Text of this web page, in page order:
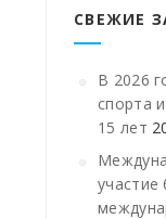
СВЕЖИЕ
В 2026
спорта
15 лет
участие